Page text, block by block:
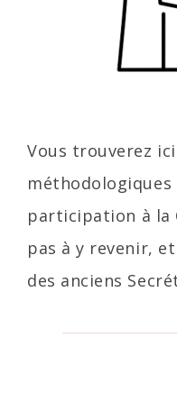
Vous trouverez
participation à la
pas à y revenir,
des anciens